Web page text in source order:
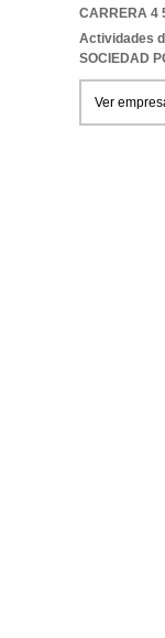
CARRERA 4
Actividades
SOCIEDAD
Ver